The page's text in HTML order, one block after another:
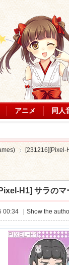
アニメ 同人
›
[231216][Pixel-
H1] サラの
00:34 Show the